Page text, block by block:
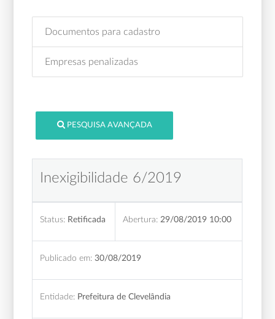
Documentos para cadastro
Empresas penalizadas
PESQUISA AVANÇADA
Inexigibilidade 6/2019
Status: Retificada Abertura: 29/08/2019 10:00
Publicado em: 30/08/2019
Entidade: Prefeitura de Clevelândia